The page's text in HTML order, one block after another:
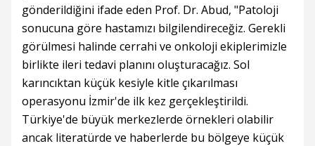
gönderildiğini ifade eden Prof. Dr. Abud, "Patoloji
sonucuna göre hastamızı bilgilendireceğiz. Gerekli
görülmesi halinde cerrahi ve onkoloji ekiplerimizle
birlikte ileri tedavi planını oluşturacağız. Sol
karıncıktan küçük kesiyle kitle çıkarılması
operasyonu İzmir'de ilk kez gerçekleştirildi.
Türkiye'de büyük merkezlerde örnekleri olabilir
ancak literatürde ve haberlerde bu bölgeye küçük